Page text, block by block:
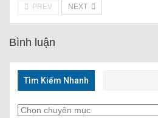
PREV NEXT
Bình luận
Tìm Kiếm Nhanh
Tìm